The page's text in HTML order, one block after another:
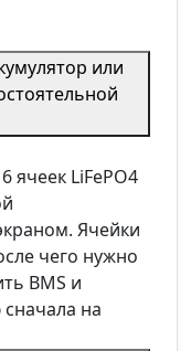
или
ячеек LiFePO4
Ячейки
чего нужно
BMS и
на